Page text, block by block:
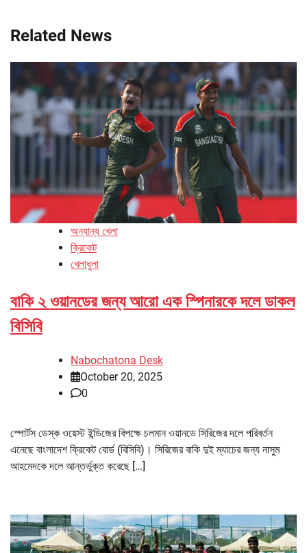
Related News
অন্যান্য খেলা
ক্রিকেট
খেলাধুলা
বাকি ২ ওয়ানডের জন্য আরো এক স্পিনারকে দলে ডাকল
বিসিবি
Nabochatona Desk
October 20, 2025
0
স্পোর্টস ডেস্ক ওয়েস্ট ইন্ডিজের বিপক্ষে চলমান ওয়ানডে সিরিজের দলে পরিবর্তন
এনেছে বাংলাদেশ ক্রিকেট বোর্ড (বিসিবি)। সিরিজের বাকি দুই ম্যাচের জন্য নাসুম
আহমেদকে দলে আন্তর্ভুক্ত করেছে […]